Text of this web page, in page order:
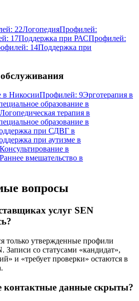
22ЛогопедияПрофилей:
17Поддержка при РАСПрофилей:
14Поддержка при
в НикосииПрофилей: 9Эрготерапия в
образование в
Логопедическая терапия в
образование в
при СДВГ в
при аутизме в
Консультирование в
Раннее вмешательство в
вопросы
услуг SEN
только утвержденные профили
Записи со статусами «кандидат»,
и «требует проверки» остаются в
контактные данные скрыты?